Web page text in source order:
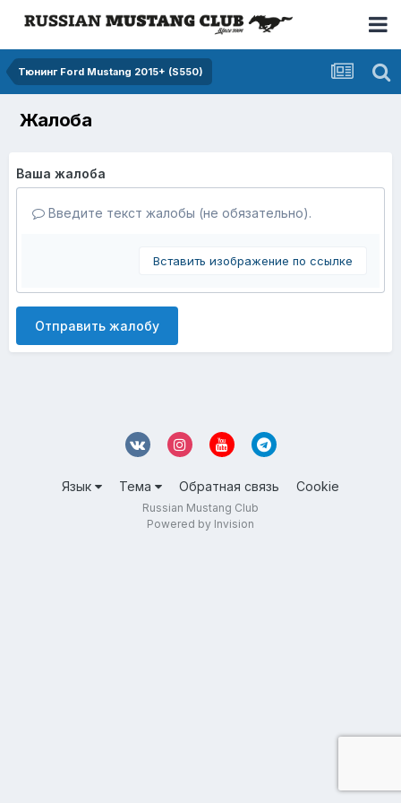
Тюнинг Ford Mustang 2015+ (S550)
Жалоба
Ваша жалоба
Введите текст жалобы (не обязательно).
Вставить изображение по ссылке
Отправить жалобу
Язык Тема Обратная связь Cookie
Russian Mustang Club
Powered by Invision